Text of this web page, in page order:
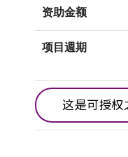
资助金额
项目週期
这是可授权